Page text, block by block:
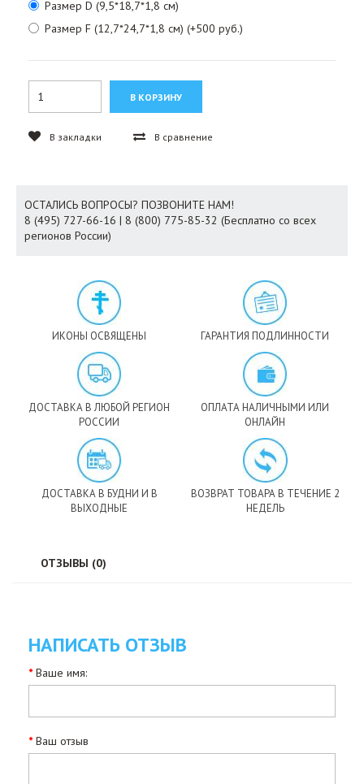
Размер D (9,5*18,7*1,8 см)
Размер F (12,7*24,7*1,8 см) (+500 руб.)
В закладки В сравнение
ОСТАЛИСЬ ВОПРОСЫ? ПОЗВОНИТЕ НАМ!
8 (495) 727-66-16 | 8 (800) 775-85-32 (Бесплатно со всех
регионов России)
ИКОНЫ ОСВЯЩЕНЫ ГАРАНТИЯ ПОДЛИННОСТИ
ДОСТАВКА В ЛЮБОЙ РЕГИОН
РОССИИ
ОПЛАТА НАЛИЧНЫМИ ИЛИ
ОНЛАЙН
ДОСТАВКА В БУДНИ И В
ВЫХОДНЫЕ
ВОЗВРАТ ТОВАРА В ТЕЧЕНИЕ 2
НЕДЕЛЬ
ОТЗЫВЫ (0)
НАПИСАТЬ ОТЗЫВ
Ваше имя:
Ваш отзыв